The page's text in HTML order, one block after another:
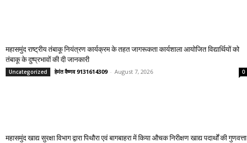
महासमुंद राष्ट्रीय तंबाकू नियंत्रण कार्यक्रम के तहत जागरूकता कार्यशाला आयोजित विद्यार्थियों को
तंबाकू के दुष्प्रभावों की दी जानकारी
Uncategorized हेमंत वैष्णव 9131614309 - August 7, 2026 0
महासमुंद खाद्य सुरक्षा विभाग द्वारा पिथौरा एवं बागबाहरा में किया औचक निरीक्षण खाद्य पदार्थों की गुणवत्ता